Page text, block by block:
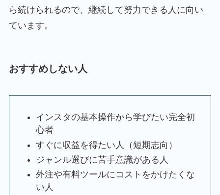
ら続けられるので、継続して努力できる人に向い
ています。
おすすめしない人
インスタの基本操作から学びたい完全初
心者
すぐに収益を得たい人（短期志向）
ジャンル選びに苦手意識がある人
外注や有料ツールにコストをかけたくな
い人